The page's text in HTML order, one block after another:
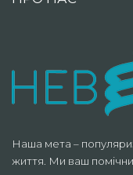
Наша мета –
життя. Ми ваш